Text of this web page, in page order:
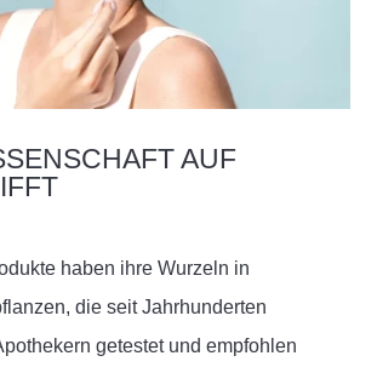
AUF
haben ihre Wurzeln in
die seit Jahrhunderten
getestet und empfohlen